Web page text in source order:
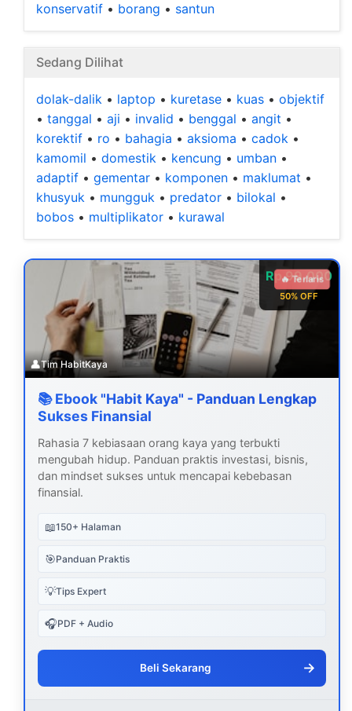
konservatif • borang • santun
Sedang Dilihat
dolak-dalik • laptop • kuretase • kuas • objektif
• tanggal • aji • invalid • benggal • angit •
korektif • ro • bahagia • aksioma • cadok •
kamomil • domestik • kencung • umban •
adaptif • gementar • komponen • maklumat •
khusyuk • mungguk • predator • bilokal •
bobos • multiplikator • kurawal
Rp 99.000
50% OFF
🔥 Terlaris
👤Tim HabitKaya
📚 Ebook "Habit Kaya" - Panduan Lengkap
Sukses Finansial
Rahasia 7 kebiasaan orang kaya yang terbukti
mengubah hidup. Panduan praktis investasi, bisnis,
dan mindset sukses untuk mencapai kebebasan
finansial.
📖150+ Halaman
🎯Panduan Praktis
💡Tips Expert
🎧PDF + Audio
Beli Sekarang →